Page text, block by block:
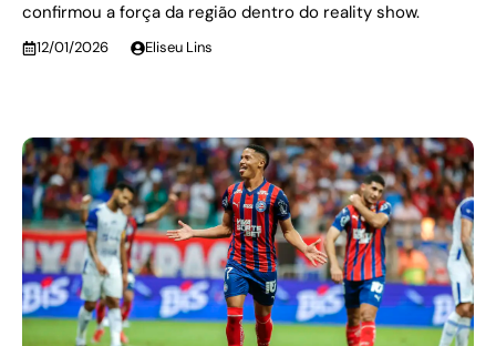
confirmou a força da região dentro do reality show.
12/01/2026 Eliseu Lins